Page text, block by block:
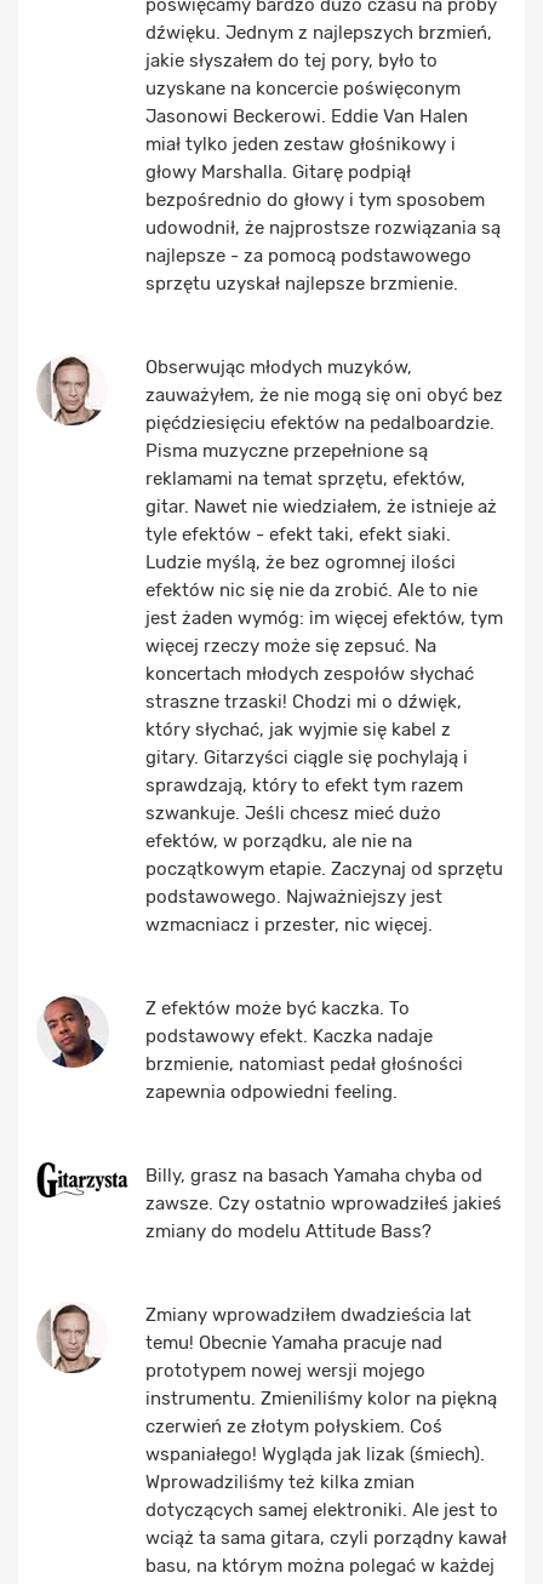
poświęcamy bardzo dużo czasu na próby
dźwięku. Jednym z najlepszych brzmień,
jakie słyszałem do tej pory, było to
uzyskane na koncercie poświęconym
Jasonowi Beckerowi. Eddie Van Halen
miał tylko jeden zestaw głośnikowy i
głowy Marshalla. Gitarę podpiął
bezpośrednio do głowy i tym sposobem
udowodnił, że najprostsze rozwiązania są
najlepsze - za pomocą podstawowego
sprzętu uzyskał najlepsze brzmienie.
Obserwując młodych muzyków,
zauważyłem, że nie mogą się oni obyć bez
pięćdziesięciu efektów na pedalboardzie.
Pisma muzyczne przepełnione są
reklamami na temat sprzętu, efektów,
gitar. Nawet nie wiedziałem, że istnieje aż
tyle efektów - efekt taki, efekt siaki.
Ludzie myślą, że bez ogromnej ilości
efektów nic się nie da zrobić. Ale to nie
jest żaden wymóg: im więcej efektów, tym
więcej rzeczy może się zepsuć. Na
koncertach młodych zespołów słychać
straszne trzaski! Chodzi mi o dźwięk,
który słychać, jak wyjmie się kabel z
gitary. Gitarzyści ciągle się pochylają i
sprawdzają, który to efekt tym razem
szwankuje. Jeśli chcesz mieć dużo
efektów, w porządku, ale nie na
początkowym etapie. Zaczynaj od sprzętu
podstawowego. Najważniejszy jest
wzmacniacz i przester, nic więcej.
Z efektów może być kaczka. To
podstawowy efekt. Kaczka nadaje
brzmienie, natomiast pedał głośności
zapewnia odpowiedni feeling.
Billy, grasz na basach Yamaha chyba od
zawsze. Czy ostatnio wprowadziłeś jakieś
zmiany do modelu Attitude Bass?
Zmiany wprowadziłem dwadzieścia lat
temu! Obecnie Yamaha pracuje nad
prototypem nowej wersji mojego
instrumentu. Zmieniliśmy kolor na piękną
czerwień ze złotym połyskiem. Coś
wspaniałego! Wygląda jak lizak (śmiech).
Wprowadziliśmy też kilka zmian
dotyczących samej elektroniki. Ale jest to
wciąż ta sama gitara, czyli porządny kawał
basu, na którym można polegać w każdej